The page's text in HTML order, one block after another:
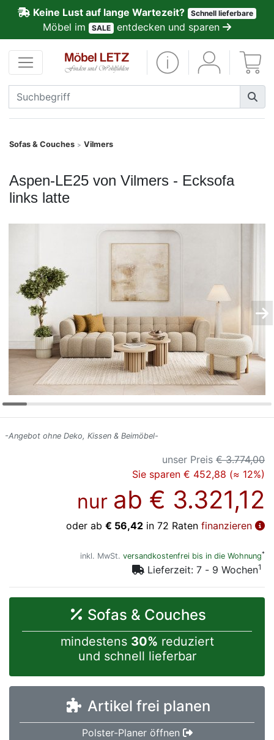
Keine Lust auf lange Wartezeit? Schnell lieferbare
Möbel im SALE entdecken und sparen
Sofas & Couches > Vilmers
Aspen-LE25 von Vilmers - Ecksofa
links latte
-Angebot ohne Deko, Kissen & Beimöbel-
unser Preis € 3.774,00
Sie sparen € 452,88 (≈ 12%)
nur ab € 3.321,12
oder ab € 56,42 in 72 Raten finanzieren
inkl. MwSt. versandkostenfrei bis in die Wohnung*
Lieferzeit: 7 - 9 Wochen1
Sofas & Couches
mindestens 30% reduziert
und schnell lieferbar
Artikel frei planen
Polster-Planer öffnen
Kundenmeinungen
Anmelden
PREMIUM
Schnell
SALE
Möbel-
Konfigurator
0%
Finanzierung
Markenwelt
Letz-
Deals